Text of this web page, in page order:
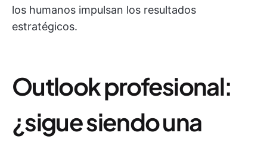
los humanos impulsan los resultados
estratégicos.
Outlook profesional:
¿sigue siendo una